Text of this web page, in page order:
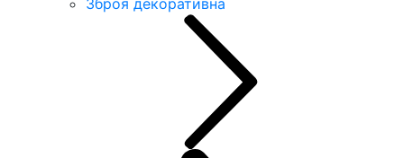
Зброя декоративна